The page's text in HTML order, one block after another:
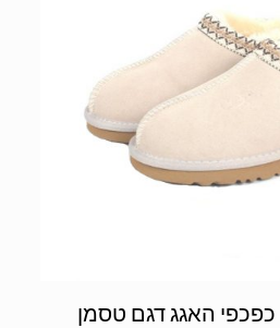
כפכפי האגג דגם טסמן UGG SLIPPER